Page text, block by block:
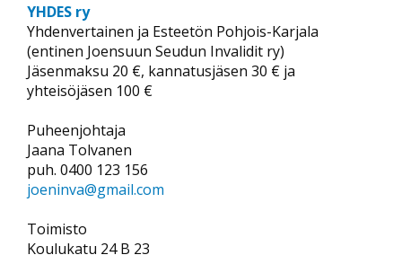
YHDES ry
Yhdenvertainen ja Esteetön Pohjois-Karjala
(entinen Joensuun Seudun Invalidit ry)
Jäsenmaksu 20 €, kannatusjäsen 30 € ja
yhteisöjäsen 100 €
Puheenjohtaja
Jaana Tolvanen
puh. 0400 123 156
joeninva@gmail.com
Toimisto
Koulukatu 24 B 23